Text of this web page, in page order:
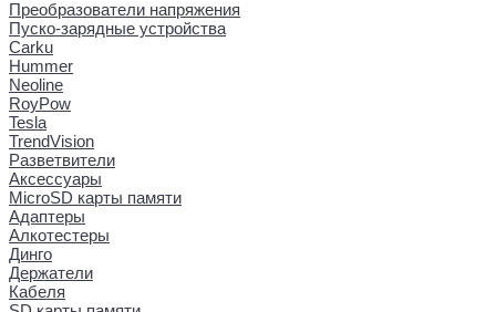
Преобразователи напряжения
Пуско-зарядные устройства
Carku
Hummer
Neoline
RoyPow
Tesla
TrendVision
Разветвители
Аксессуары
MicroSD карты памяти
Адаптеры
Алкотестеры
Динго
Держатели
Кабеля